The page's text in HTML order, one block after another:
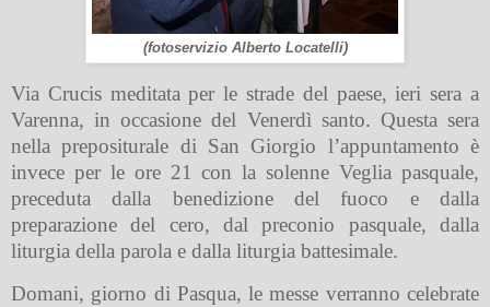
(fotoservizio Alberto Locatelli)
Via Crucis meditata per le strade del paese, ieri sera a
Varenna, in occasione del Venerdì santo. Questa sera
nella prepositurale di San Giorgio l’appuntamento è
invece per le ore 21 con la solenne Veglia pasquale,
preceduta dalla benedizione del fuoco e dalla
preparazione del cero, dal preconio pasquale, dalla
liturgia della parola e dalla liturgia battesimale.
Domani, giorno di Pasqua, le messe verranno celebrate